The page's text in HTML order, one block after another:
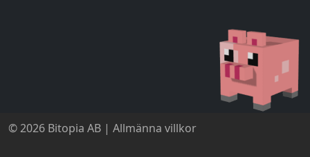
© 2026 Bitopia AB | Allmänna villkor